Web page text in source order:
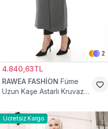
2
4.840,63TL
RAWEA FASHİON Füme
Uzun Kaşe Astarlı Kruvaze
Ücretsiz Kargo